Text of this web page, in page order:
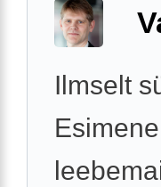
Ilmselt